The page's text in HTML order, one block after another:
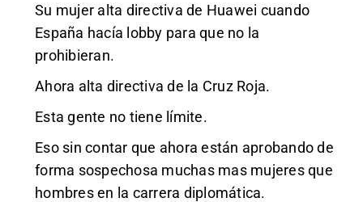
Su mujer alta directiva de Huawei cuando
España hacía lobby para que no la
prohibieran.
Ahora alta directiva de la Cruz Roja.
Esta gente no tiene límite.
Eso sin contar que ahora están aprobando de
forma sospechosa muchas mas mujeres que
hombres en la carrera diplomática.